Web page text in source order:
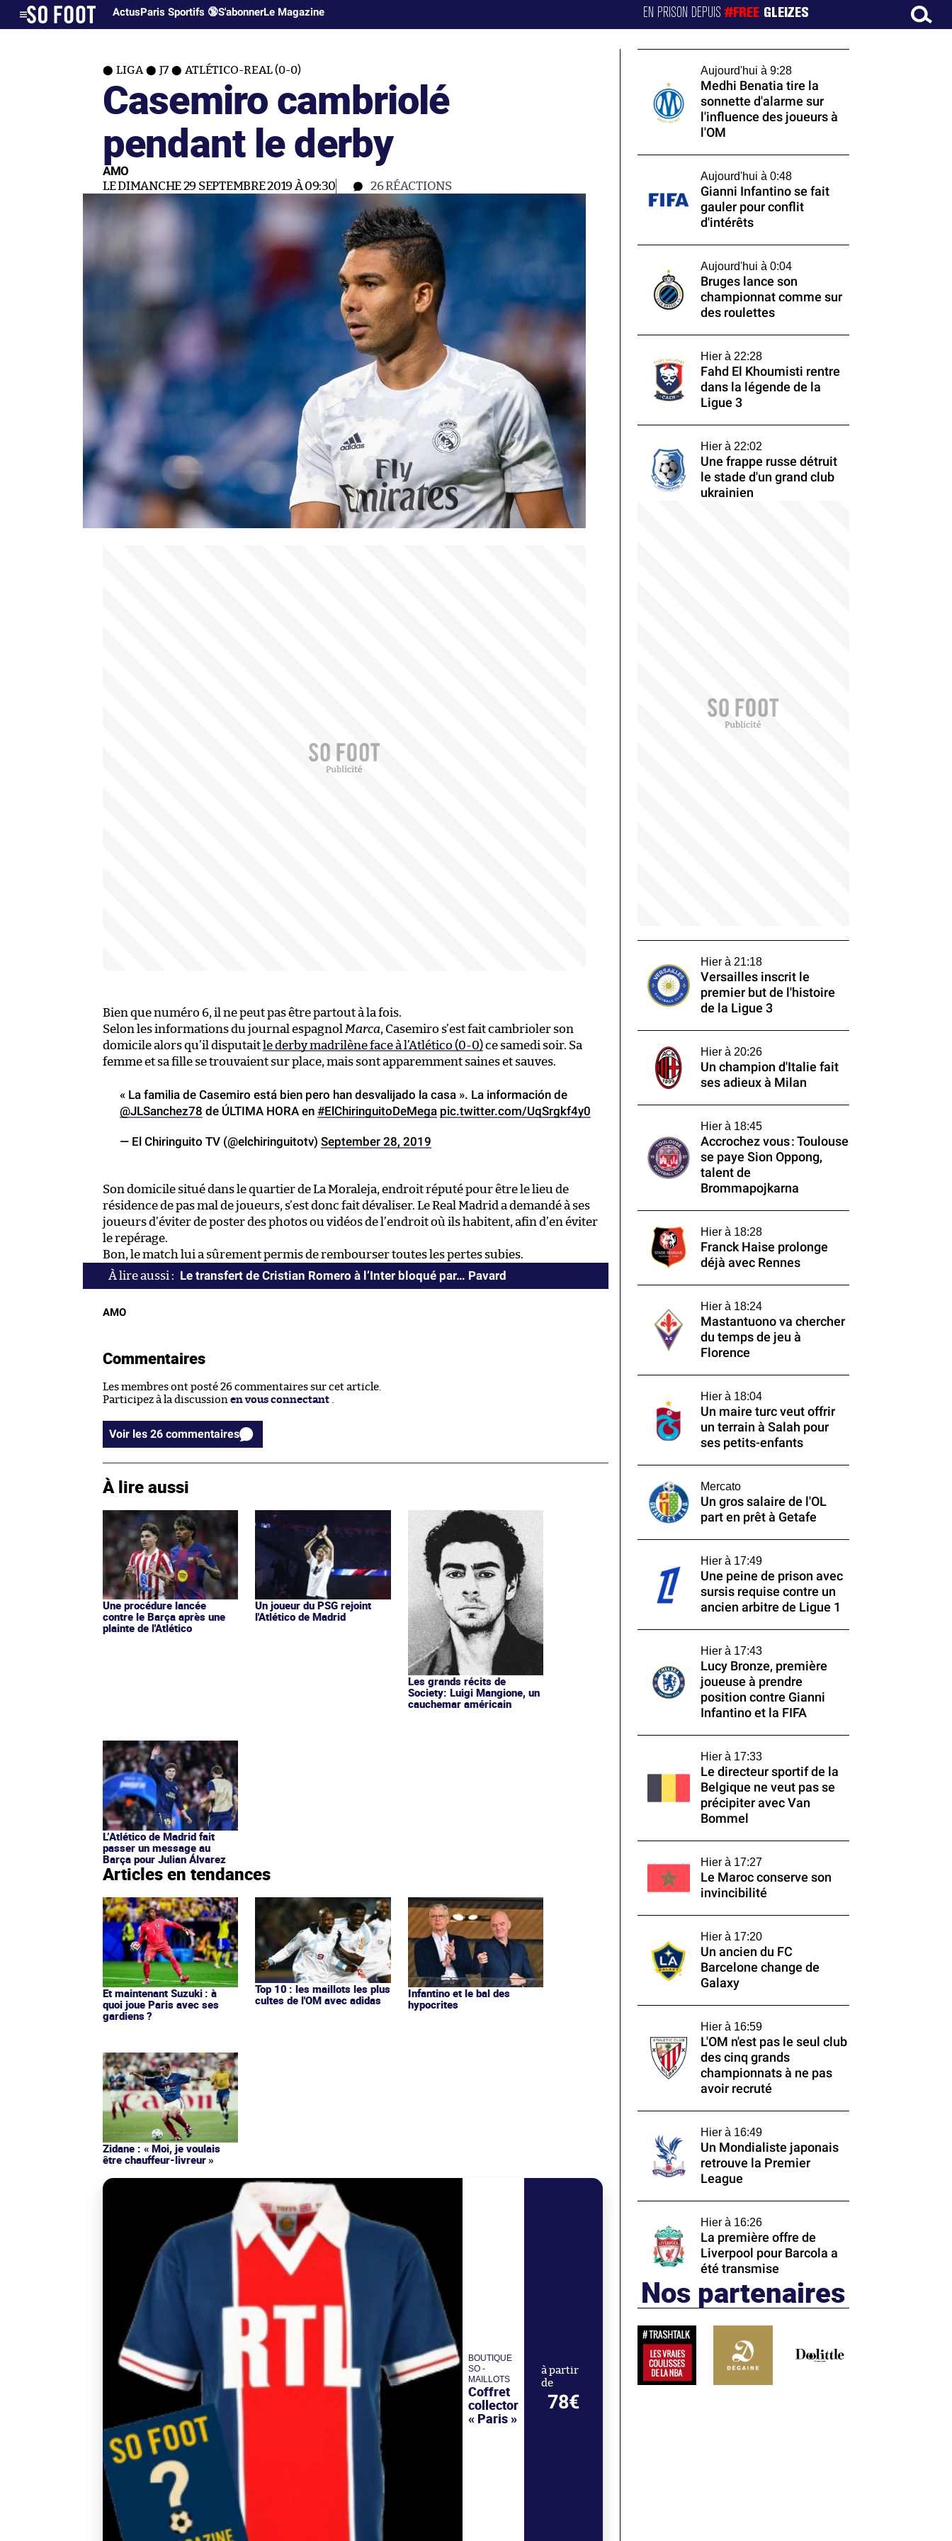
ActusParis Sportifs 🔞S'abonnerLe Magazine EN PRISON DEPUIS#FREE GLEIZES
LIGA J7 ATLÉTICO-REAL (0-0)
Casemiro cambriolé
pendant le derby
AMO
LE DIMANCHE 29 SEPTEMBRE 2019 À 09:30 26RÉACTIONS
Bien que numéro 6, il ne peut pas être partout à la fois.
Selon les informations du journal espagnol Marca, Casemiro s’est fait cambrioler son
domicile alors qu’il disputait le derby madrilène face à l’Atlético (0-0)ce samedi soir. Sa
femme et sa fille se trouvaient sur place, mais sont apparemment saines et sauves.
« La familia de Casemiro está bien pero han desvalijado la casa ». La información de
@JLSanchez78 de ÚLTIMA HORA en #ElChiringuitoDeMega pic.twitter.com/UqSrgkf4y0
— El Chiringuito TV (@elchiringuitotv) September 28, 2019
Son domicile situé dans le quartier de La Moraleja, endroit réputé pour être le lieu de
résidence de pas mal de joueurs, s’est donc fait dévaliser. Le Real Madrid a demandé à ses
joueurs d’éviter de poster des photos ou vidéos de l’endroit où ils habitent, afin d’en éviter
le repérage.
Bon, le match lui a sûrement permis de rembourser toutes les pertes subies.
Le transfert de Cristian Romero à l’Inter bloqué par… Pavard
AMO
Commentaires
Les membres ont posté 26 commentaires sur cet article.
Participez à la discussion en vous connectant
Voir les 26 commentaires
À lire aussi
Une procédure lancée
contre le Barça après une
plainte de l'Atlético
Un joueur du PSG rejoint
l'Atlético de Madrid
Les grands récits de
Society: Luigi Mangione, un
cauchemar américain
L’Atlético de Madrid fait
passer un message au
Barça pour Julian Álvarez
Articles en tendances
Et maintenant Suzuki : à
quoi joue Paris avec ses
gardiens ?
Top 10 : les maillots les plus
cultes de l'OM avec adidas
Infantino et le bal des
hypocrites
Zidane : « Moi, je voulais
être chauffeur-livreur »
BOUTIQUE
SO -
MAILLOTS
Coffret
collector
« Paris »
à partir
de
78€
Aujourd'hui à 9:28
Medhi Benatia tire la
sonnette d'alarme sur
l'influence des joueurs à
l'OM
Aujourd'hui à 0:48
Gianni Infantino se fait
gauler pour conflit
d'intérêts
Aujourd'hui à 0:04
Bruges lance son
championnat comme sur
des roulettes
Hier à 22:28
Fahd El Khoumisti rentre
dans la légende de la
Ligue 3
Hier à 22:02
Une frappe russe détruit
le stade d'un grand club
ukrainien
Hier à 21:18
Versailles inscrit le
premier but de l'histoire
de la Ligue 3
Hier à 20:26
Un champion d'Italie fait
ses adieux à Milan
Hier à 18:45
Accrochez vous : Toulouse
se paye Sion Oppong,
talent de
Brommapojkarna
Hier à 18:28
Franck Haise prolonge
déjà avec Rennes
Hier à 18:24
Mastantuono va chercher
du temps de jeu à
Florence
Hier à 18:04
Un maire turc veut offrir
un terrain à Salah pour
ses petits-enfants
Mercato
Un gros salaire de l'OL
part en prêt à Getafe
Hier à 17:49
Une peine de prison avec
sursis requise contre un
ancien arbitre de Ligue 1
Hier à 17:43
Lucy Bronze, première
joueuse à prendre
position contre Gianni
Infantino et la FIFA
Hier à 17:33
Le directeur sportif de la
Belgique ne veut pas se
précipiter avec Van
Bommel
Hier à 17:27
Le Maroc conserve son
invincibilité
Hier à 17:20
Un ancien du FC
Barcelone change de
Galaxy
Hier à 16:59
L'OM n'est pas le seul club
des cinq grands
championnats à ne pas
avoir recruté
Hier à 16:49
Un Mondialiste japonais
retrouve la Premier
League
Hier à 16:26
La première offre de
Liverpool pour Barcola a
été transmise
Nos partenaires